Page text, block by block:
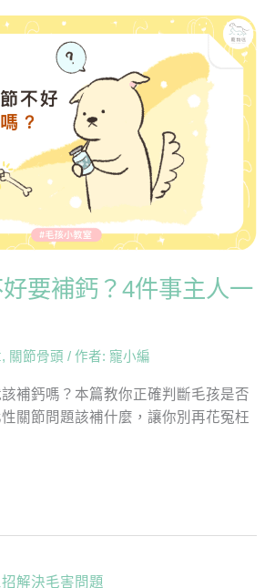
要補鈣？4件事主人一
, 關節骨頭 / 作者: 寵小編
補鈣嗎？本篇教你正確判斷毛孩是否
關節問題該補什麼，讓你別再花冤枉